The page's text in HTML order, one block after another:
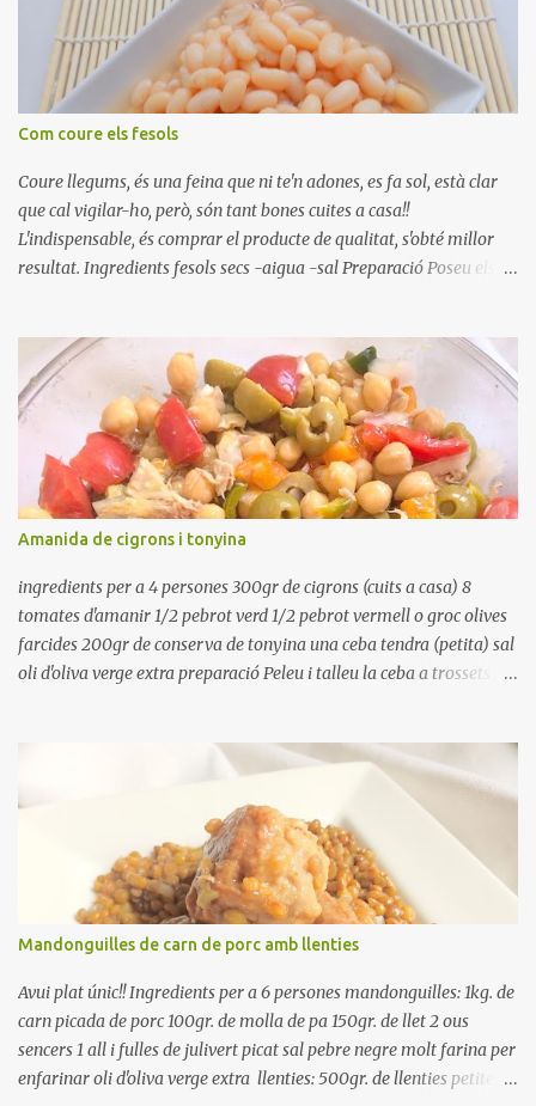
Com coure els fesols
Coure llegums, és una feina que ni te'n adones, es fa sol, està clar
que cal vigilar-ho, però, són tant bones cuites a casa!!
L'indispensable, és comprar el producte de qualitat, s'obté millor
resultat. Ingredients fesols secs -aigua -sal Preparació Poseu els
quan arrenca el bull, canvieu l'aigua bullint, per aigua freda,
repetiu dues o tres vegades, abaixeu el foc i atureu la ebullició, dues
o tres vegades afegint aigua freda, han de coure a foc baix, quasi
be, sense bullir i sempre sempre, amb l'olla tapada, entre 1 hora i 1
hora i mitja. Saleu 10 minuts abans de retirar del foc. Heu de veure
vosaltres el moment en que ja estan cuites. Anotacions Deixeu
refredar en la mateixa olla. El caldo de coure els fesols, es pot
utilitzar per una crema o sopa. Ingredientes judias -agua -sal
Preparación Ponga las judías a r...
Amanida de cigrons i tonyina
ingredients per a 4 persones 300gr de cigrons (cuits a casa) 8
tomates d'amanir 1/2 pebrot verd 1/2 pebrot vermell o groc olives
farcides 200gr de conserva de tonyina una ceba tendra (petita) sal
oli d'oliva verge extra preparació Peleu i talleu la ceba a trossets i
Renteu les tomates i talleu-les a octaus. Talleu les olives a
rodanxes. Una hora abans de portar a la taula, poseu els cigrons,
ben escorreguts, en un bol, amb la resta d'ingredients: les tomates,
el pebrot, la ceba, (escorreguda), les olives i la tonyina esmicolada.
Amaniu amb sal i oli... bon profit!!
Mandonguilles de carn de porc amb llenties
Avui plat únic!! Ingredients per a 6 persones mandonguilles: 1kg. de
carn picada de porc 100gr. de molla de pa 150gr. de llet 2 ous
sencers 1 all i fulles de julivert picat sal pebre negre molt farina per
enfarinar oli d'oliva verge extra llenties: 500gr. de llenties petites